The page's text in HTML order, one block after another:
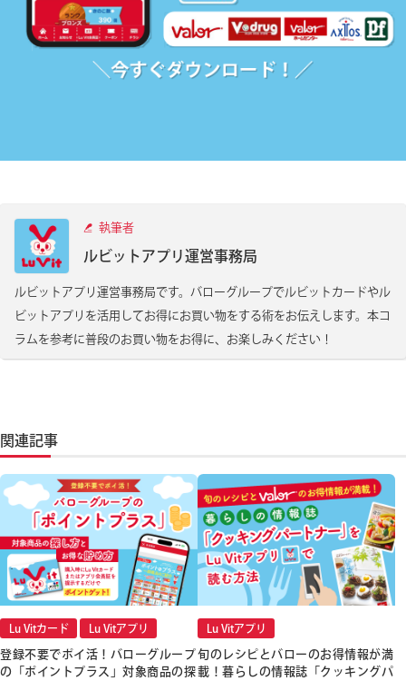
執筆者
ルビットアプリ運営事務局
ルビットアプリ運営事務局です。バローグループでルビットカードやル
ビットアプリを活用してお得にお買い物をする術をお伝えします。本コ
ラムを参考に普段のお買い物をお得に、お楽しみください！
関連記事
Lu Vitカード Lu Vitアプリ
登録不要でポイ活！バローグループ
の「ポイントプラス」対象商品の探
Lu Vitアプリ
旬のレシピとバローのお得情報が満
載！暮らしの情報誌「クッキングパ